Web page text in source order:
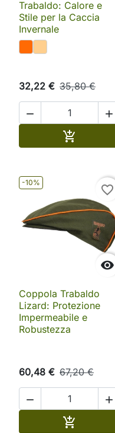
Trabaldo: Calore e
Stile per la Caccia
Invernale
32,22 € 35,80 €
 

-10%

favorite_border
Coppola Trabaldo
Lizard: Protezione
Impermeabile e
Robustezza
60,48 € 67,20 €
 
